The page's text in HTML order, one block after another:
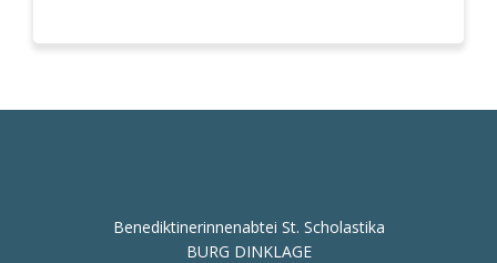
Benediktinerinnenabtei St. Scholastika
BURG DINKLAGE